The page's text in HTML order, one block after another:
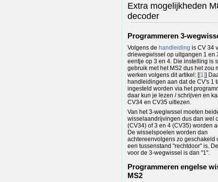
Extra mogelijkheden
decoder
Programmeren 3-
Volgens de handleiding is CV 34
driewegwissel op uitgangen 1 en
eentje op 3 en 4. Die instelling is
gebruik met het MS2 dus het zou
werken volgens dit artikel: [[1]]
handleidingen aan dat de CV's 1
ingesteld worden via het
daar kun je lezen / schrijven en
CV34 en CV35 uitlezen.
Van het 3-wegiwssel moeten
wisselaandrijvingen dus dan wel
(CV34) of 3 en 4 (CV35) worden
De wisselspoelen worden dan
achtereenvolgens zo geschakeld
een tussenstand "rechtdoor" is.
voor de 3-wegwissel is dan "1".
Programmeren engelse
MS2